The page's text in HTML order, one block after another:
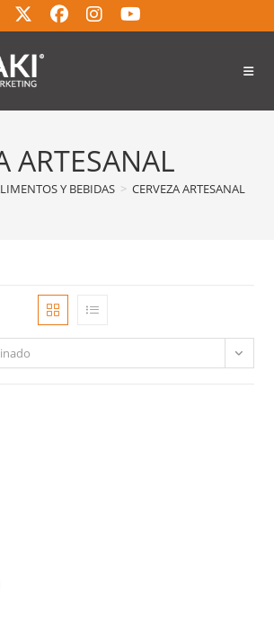
ARTESANAL
Y BEBIDAS > CERVEZA ARTESANAL